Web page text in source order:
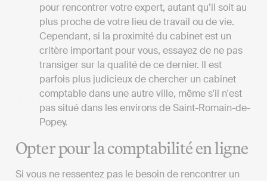
pour rencontrer votre expert, autant qu’il soit au
plus proche de votre lieu de travail ou de vie.
Cependant, si la proximité du cabinet est un
critère important pour vous, essayez de ne pas
transiger sur la qualité de ce dernier. Il est
parfois plus judicieux de chercher un cabinet
comptable dans une autre ville, même s'il n'est
pas situé dans les environs de Saint-Romain-de-
Popey.
Opter pour la comptabilité en ligne
Si vous ne ressentez pas le besoin de rencontrer un